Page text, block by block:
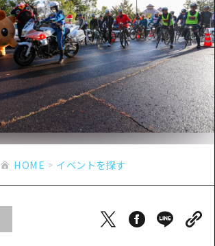
おすすめ
アート
イベント・祭り
グルメ・酒
サイクリング
ショッピング
ナイトライフ
世界遺産
モデルコース一覧
Dive! Hiroshima 公式ガイド
広島もしもトラベル
あたらしい非日常
広島市周辺
安芸
備後
ット・体験
スポット・体験一覧
広島市周辺
安芸
備後
備北
宮島周辺
ント
報
立ち情報
アクセス
二次交通まとめ
HOME イベントを探す